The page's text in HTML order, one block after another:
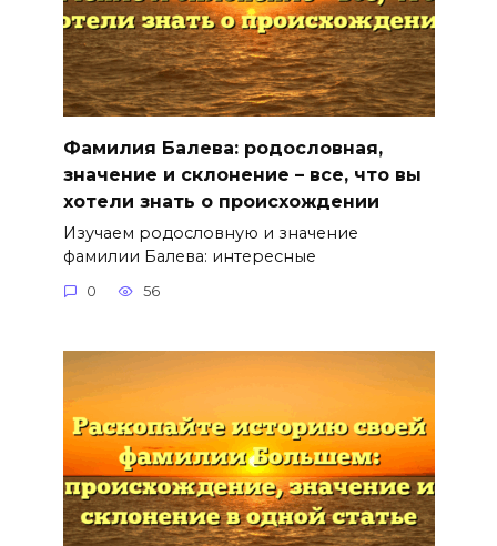
Фамилия Балева: родословная,
значение и склонение – все, что вы
хотели знать о происхождении
Изучаем родословную и значение
фамилии Балева: интересные
0 56